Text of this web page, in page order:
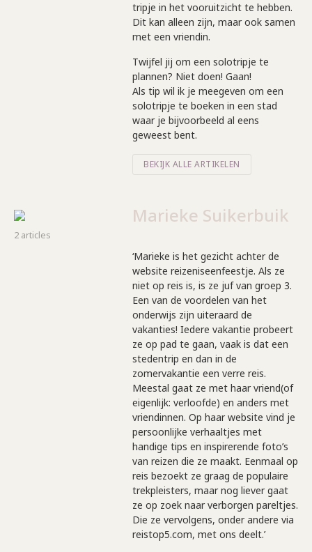
tripje in het vooruitzicht te hebben.
Dit kan alleen zijn, maar ook samen
met een vriendin.
Twijfel jij om een solotripje te
plannen? Niet doen! Gaan!
Als tip wil ik je meegeven om een
solotripje te boeken in een stad
waar je bijvoorbeeld al eens
geweest bent.
BEKIJK ALLE ARTIKELEN
Marieke Suikerbuik
2 articles
‘Marieke is het gezicht achter de
website reizeniseenfeestje. Als ze
niet op reis is, is ze juf van groep 3.
Een van de voordelen van het
onderwijs zijn uiteraard de
vakanties! Iedere vakantie probeert
ze op pad te gaan, vaak is dat een
stedentrip en dan in de
zomervakantie een verre reis.
Meestal gaat ze met haar vriend(of
eigenlijk: verloofde) en anders met
vriendinnen. Op haar website vind je
persoonlijke verhaaltjes met
handige tips en inspirerende foto’s
van reizen die ze maakt. Eenmaal op
reis bezoekt ze graag de populaire
trekpleisters, maar nog liever gaat
ze op zoek naar verborgen pareltjes.
Die ze vervolgens, onder andere via
reistop5.com, met ons deelt.’